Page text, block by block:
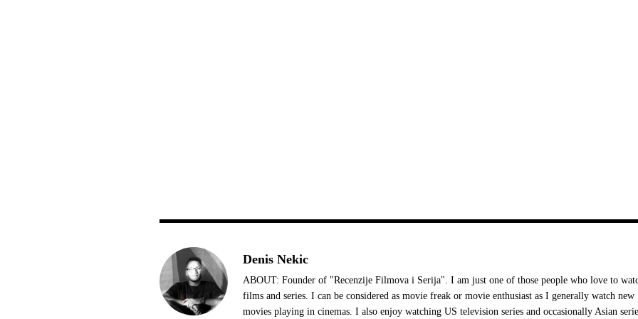
Denis Nekic
ABOUT: Founder of "Recenzije Filmova i Serija". I am just one of those people who love to
films and series. I can be considered as movie freak or movie enthusiast as I generally watch new
movies playing in cinemas. I also enjoy watching US television series and occasionally Asian